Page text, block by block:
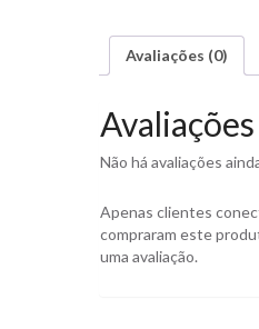
Avaliações (0)
Avaliações
Não há avaliações
Apenas clientes
compraram este
uma avaliação.